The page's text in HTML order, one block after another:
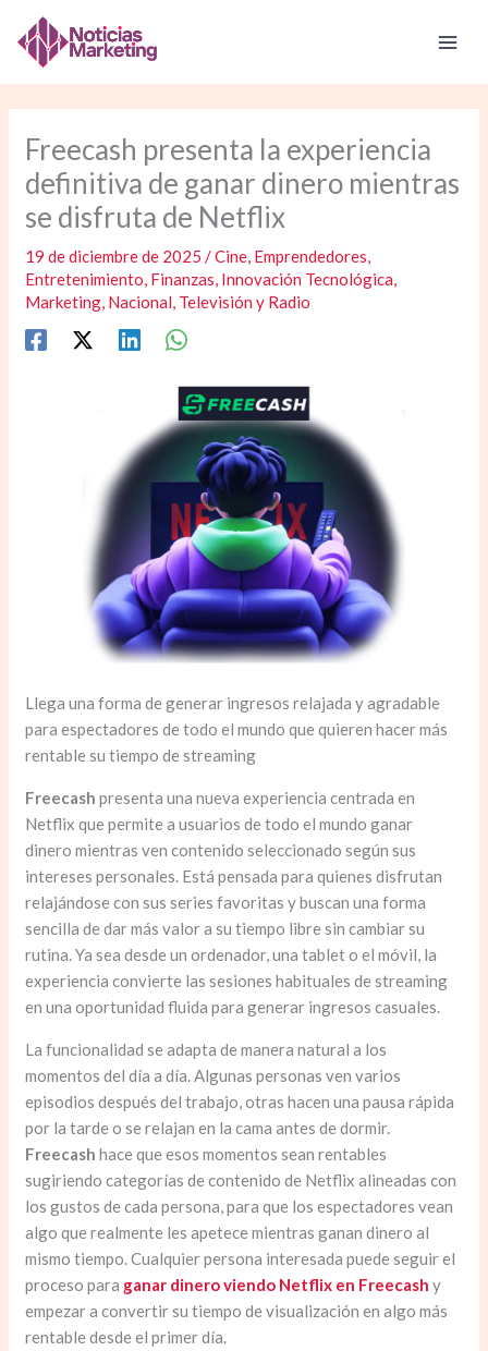
contenido
Freecash presenta la experiencia
definitiva de ganar dinero mientras
se disfruta de Netflix
19 de diciembre de 2025/Cine, Emprendedores,
Entretenimiento, Finanzas, Innovación Tecnológica,
Marketing, Nacional, Televisión y Radio
Llega una forma de generar ingresos relajada y agradable
para espectadores de todo el mundo que quieren hacer más
rentable su tiempo de streaming
Freecashpresenta una nueva experiencia centrada en
Netflix que permite a usuarios de todo el mundo ganar
dinero mientras ven contenido seleccionado según sus
intereses personales. Está pensada para quienes disfrutan
relajándose con sus series favoritas y buscan una forma
sencilla de dar más valor a su tiempo libre sin cambiar su
rutina. Ya sea desde un ordenador, una tablet o el móvil, la
experiencia convierte las sesiones habituales de streaming
en una oportunidad fluida para generar ingresos casuales.
La funcionalidad se adapta de manera natural a los
momentos del día a día. Algunas personas ven varios
episodios después del trabajo, otras hacen una pausa rápida
por la tarde o se relajan en la cama antes de dormir.
Freecashhace que esos momentos sean rentables
sugiriendo categorías de contenido de Netflix alineadas con
los gustos de cada persona, para que los espectadores vean
algo que realmente les apetece mientras ganan dinero al
mismo tiempo. Cualquier persona interesada puede seguir el
proceso para ganar dinero viendo Netflix en Freecash y
empezar a convertir su tiempo de visualización en algo más
rentable desde el primer día.